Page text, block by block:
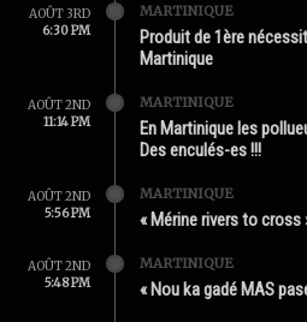
AOÛT 3RD
6:30 PM
MARTINIQUE
Produit de 1ère
Martinique
AOÛT 2ND
11:14 PM
MARTINIQUE
En Martinique les
Des enculés-es !!!
AOÛT 2ND
5:56 PM
MARTINIQUE
« Mérine rivers to cross
AOÛT 2ND
5:48 PM
MARTINIQUE
« Nou ka gadé MAS